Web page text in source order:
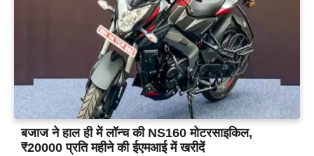
बजाज ने हाल ही में लॉन्च की NS160 मोटरसाइकिल,
₹20000 प्रति महीने की ईएमआई में खरीदें